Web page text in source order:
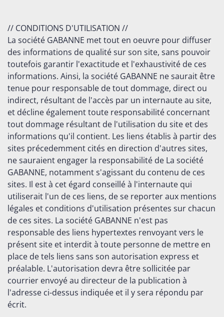
// CONDITIONS D'UTILISATION //
La société GABANNE met tout en oeuvre pour diffuser
des informations de qualité sur son site, sans pouvoir
toutefois garantir l'exactitude et l'exhaustivité de ces
informations. Ainsi, la société GABANNE ne saurait être
tenue pour responsable de tout dommage, direct ou
indirect, résultant de l'accès par un internaute au site,
et décline également toute responsabilité concernant
tout dommage résultant de l'utilisation du site et des
informations qu'il contient. Les liens établis à partir des
sites précedemment cités en direction d'autres sites,
ne sauraient engager la responsabilité de La société
GABANNE, notamment s'agissant du contenu de ces
sites. Il est à cet égard conseillé à l'internaute qui
utiliserait l'un de ces liens, de se reporter aux mentions
légales et conditions d'utilisation présentes sur chacun
de ces sites. La société GABANNE n'est pas
responsable des liens hypertextes renvoyant vers le
présent site et interdit à toute personne de mettre en
place de tels liens sans son autorisation express et
préalable. L'autorisation devra être sollicitée par
courrier envoyé au directeur de la publication à
l'adresse ci-dessus indiquée et il y sera répondu par
écrit.